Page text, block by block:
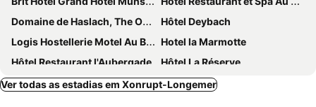
Domaine de Haslach, The Originals Collection, Résidence de Tourisme
Hôtel Deybach
Logis Hostellerie Motel Au Bois Le Sire
Hotel la Marmotte
Hôtel Restaurant l'Aubergade
Hôtel La Réserve
Le Soleil d'Or
Le Grand Hotel & Spa
Ver todas as estadias em Xonrupt-Longemer